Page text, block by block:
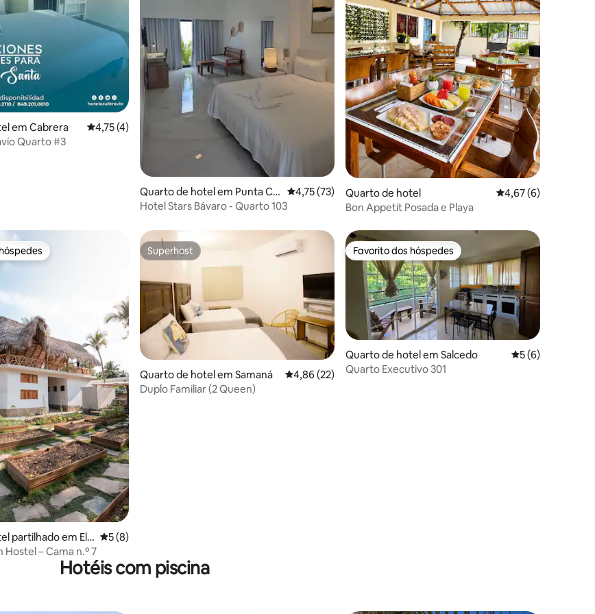
5 estrelas, 49avaliações
em Cabrera Classificação média de 4,75 em 5 estrelas, 4avaliações
4,75 (4)
Quarto #3
Quarto de hotel em Punta Ca
na
Classificação média de 4,75 em 5 estrelas, 73avaliações
4,75 (73)
Hotel Stars Bávaro - Quarto 103
Quarto de hotel Classificação média
4,67 (6)
Bon Appetit Posada e Playa
em 5 estrelas, 8avaliações
partilhado em El
Classificação média de 5 em 5 estrelas, 8avaliações
5 (8)
Hostel – Cama n.º 7
Superhost
Superhost
Quarto de hotel em Samaná Classificação média de 4,86 em 5 estrelas, 22avaliações
4,86 (22)
Duplo Familiar (2 Queen)
Favorito dos hóspedes
Favorito dos hóspedes
Quarto de hotel em Salcedo Classificação
5 (6)
Quarto Executivo 301
Hotéis com piscina